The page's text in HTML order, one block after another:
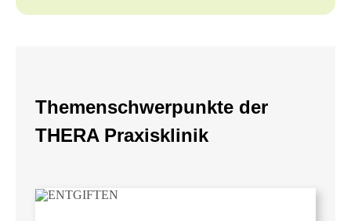
Themenschwerpunkte der
THERA Praxisklinik